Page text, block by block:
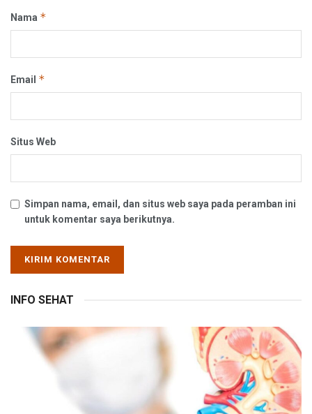
Nama *
Email *
Situs Web
Simpan nama, email, dan situs web saya pada peramban ini
untuk komentar saya berikutnya.
INFO SEHAT